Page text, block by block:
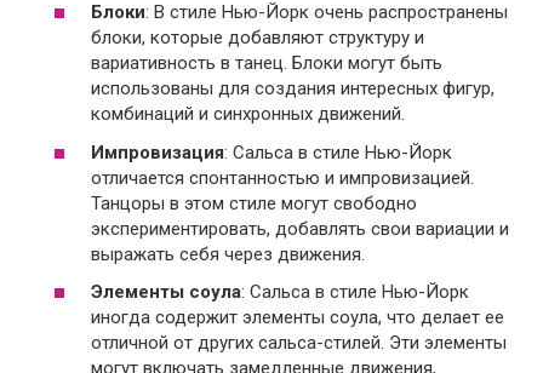
Блоки: В стиле Нью-Йорк очень распространены
блоки, которые добавляют структуру и
вариативность в танец. Блоки могут быть
использованы для создания интересных фигур,
комбинаций и синхронных движений.
Импровизация: Сальса в стиле Нью-Йорк
отличается спонтанностью и импровизацией.
Танцоры в этом стиле могут свободно
экспериментировать, добавлять свои вариации и
выражать себя через движения.
Элементы соула: Сальса в стиле Нью-Йорк
иногда содержит элементы соула, что делает ее
отличной от других сальса-стилей. Эти элементы
могут включать замедленные движения,